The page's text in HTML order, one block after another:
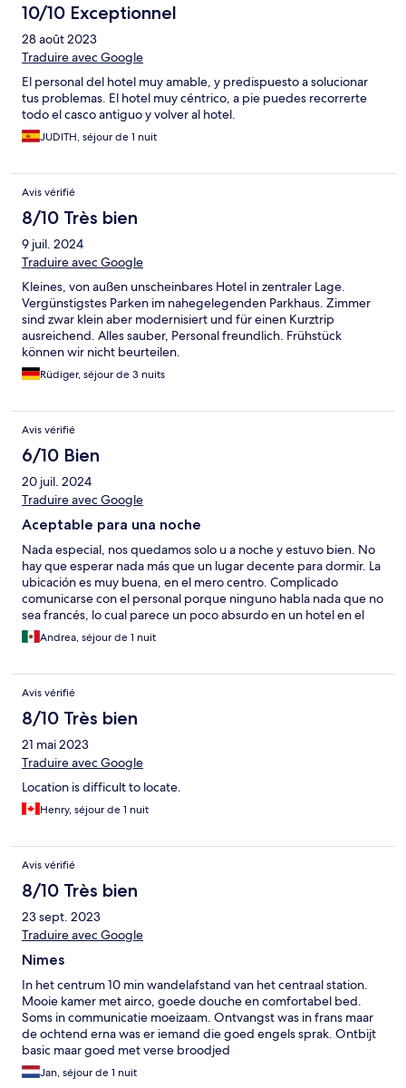
10/10 Exceptionnel
28 août 2023
Traduire avec Google
El personal del hotel muy amable, y predispuesto a solucionar
tus problemas. El hotel muy céntrico, a pie puedes recorrerte
todo el casco antiguo y volver al hotel.
JUDITH, séjour de 1 nuit
Avis vérifié
8/10 Très bien
9 juil. 2024
Traduire avec Google
Kleines, von außen unscheinbares Hotel in zentraler Lage.
Vergünstigstes Parken im nahegelegenden Parkhaus. Zimmer
sind zwar klein aber modernisiert und für einen Kurztrip
ausreichend. Alles sauber, Personal freundlich. Frühstück
können wir nicht beurteilen.
Rüdiger, séjour de 3 nuits
Avis vérifié
6/10 Bien
20 juil. 2024
Traduire avec Google
Aceptable para una noche
Nada especial, nos quedamos solo u a noche y estuvo bien. No
hay que esperar nada más que un lugar decente para dormir. La
ubicación es muy buena, en el mero centro. Complicado
comunicarse con el personal porque ninguno habla nada que no
sea francés, lo cual parece un poco absurdo en un hotel en el
centro de una ciudad turística.
Andrea, séjour de 1 nuit
Avis vérifié
8/10 Très bien
21 mai 2023
Traduire avec Google
Location is difficult to locate.
Henry, séjour de 1 nuit
Avis vérifié
8/10 Très bien
23 sept. 2023
Traduire avec Google
Nimes
In het centrum 10 min wandelafstand van het centraal station.
Mooie kamer met airco, goede douche en comfortabel bed.
Soms in communicatie moeizaam. Ontvangst was in frans maar
de ochtend erna was er iemand die goed engels sprak. Ontbijt
basic maar goed met verse broodjed
Jan, séjour de 1 nuit